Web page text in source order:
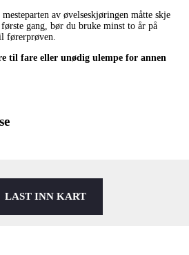
av øvelseskjøringen måtte skje
gang, bør du bruke minst to år på
førerprøven.
til fare eller unødig ulempe for annen
LAST INN KART